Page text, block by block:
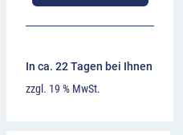
In ca. 22 Tagen bei Ihnen
zzgl. 19 % MwSt.